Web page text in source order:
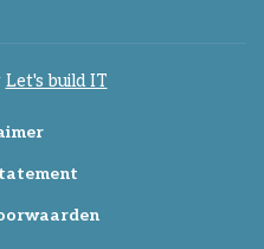
Let's build IT